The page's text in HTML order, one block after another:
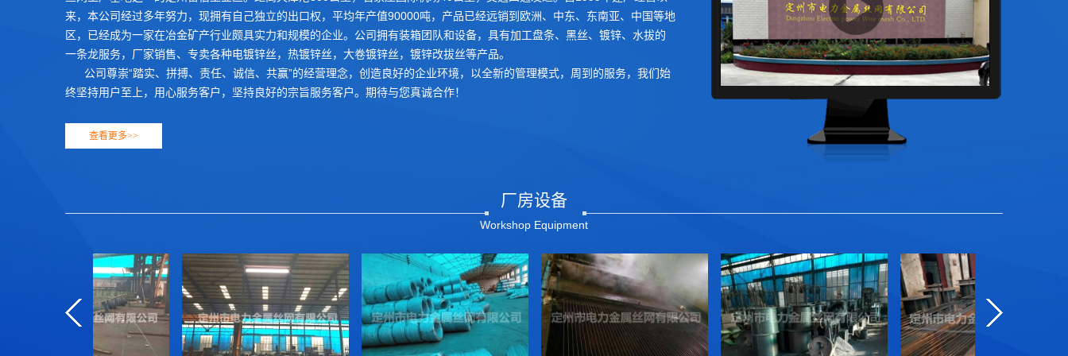
来，本公司经过多年努力，现拥有自己独立的出口权，平均年产值90000吨，产品已经远销到欧洲、中东、东南亚、中国等地
区，已经成为一家在冶金矿产行业颇具实力和规模的企业。公司拥有装箱团队和设备，具有加工盘条、黑丝、镀锌、水拔的
一条龙服务，厂家销售、专卖各种电镀锌丝，热镀锌丝，大卷镀锌丝，镀锌改拔丝等产品。
公司尊崇“踏实、拼搏、责任、诚信、共赢”的经营理念，创造良好的企业环境，以全新的管理模式，周到的服务，我们始
终坚持用户至上，用心服务客户，坚持良好的宗旨服务客户。期待与您真诚合作！
查看更多>>
厂房设备
Workshop Equipment
热镀锌丝有哪些优点让它应用广泛？
热镀锌丝（热镀锌钢丝）是将退火后的低碳钢丝浸入熔融锌
液中，形成一层致密锌铁合金层...
热镀丝的热处理工艺是怎样的？影响性能...
热镀丝（如热镀锌钢丝、热镀铝锌钢丝等）的热处理工艺主